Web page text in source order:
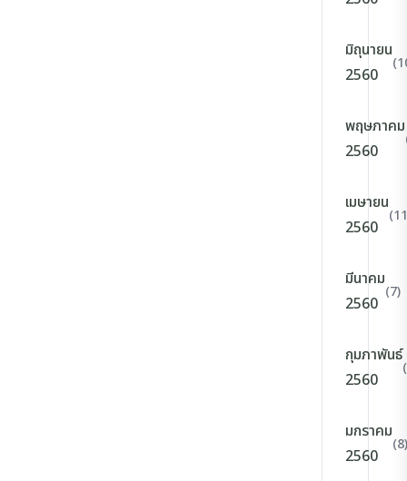
มิถุนายน
2560
พฤษภาคม
2560
เมษายน
2560
มีนาคม
2560
(7)
กุมภาพันธ์
2560
มกราคม
2560
(8)